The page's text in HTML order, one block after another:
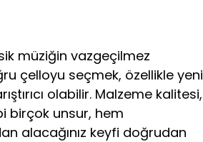
müziğin vazgeçilmez
çelloyu seçmek, özellikle yeni
olabilir. Malzeme kalitesi,
birçok unsur, hem
alacağınız keyfi doğrudan